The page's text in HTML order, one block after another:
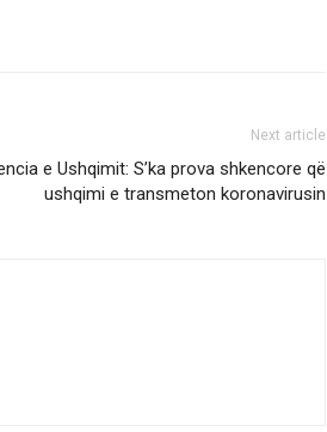
Next article
e Ushqimit: S’ka prova shkencore që
ushqimi e transmeton koronavirusin